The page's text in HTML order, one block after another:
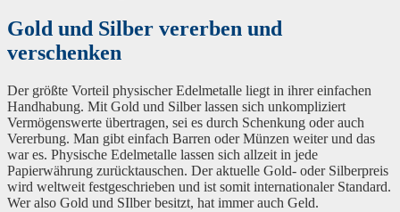
Gold und Silber vererben und
verschenken
Der größte Vorteil physischer Edelmetalle liegt in ihrer einfachen
Handhabung. Mit Gold und Silber lassen sich unkompliziert
Vermögenswerte übertragen, sei es durch Schenkung oder auch
Vererbung. Man gibt einfach Barren oder Münzen weiter und das
war es. Physische Edelmetalle lassen sich allzeit in jede
Papierwährung zurücktauschen. Der aktuelle Gold- oder Silberpreis
wird weltweit festgeschrieben und ist somit internationaler Standard.
Wer also Gold und SIlber besitzt, hat immer auch Geld.